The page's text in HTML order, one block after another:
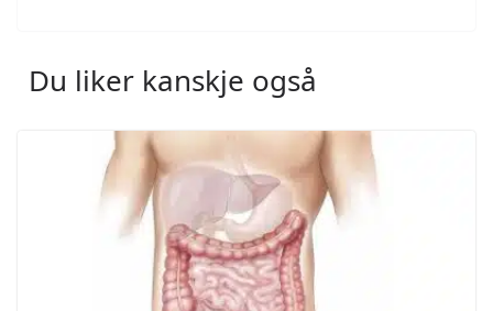
Du liker kanskje også